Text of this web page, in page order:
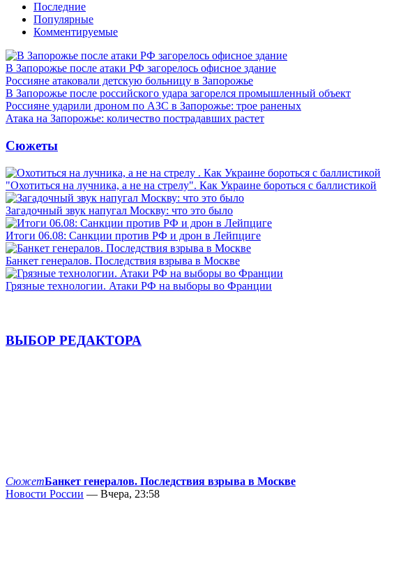
Последние
Популярные
Комментируемые
В Запорожье после атаки РФ загорелось офисное здание
Россияне атаковали детскую больницу в Запорожье
В Запорожье после российского удара загорелся промышленный объект
Россияне ударили дроном по АЗС в Запорожье: трое раненых
Атака на Запорожье: количество пострадавших растет
Сюжеты
"Охотиться на лучника, а не на стрелу". Как Украине бороться с баллистикой
Загадочный звук напугал Москву: что это было
Итоги 06.08: Санкции против РФ и дрон в Лейпциге
Банкет генералов. Последствия взрыва в Москве
Грязные технологии. Атаки РФ на выборы во Франции
ВЫБОР РЕДАКТОРА
СюжетБанкет генералов. Последствия взрыва в Москве
Новости России — Вчера, 23:58